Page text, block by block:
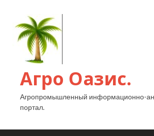
Агро Оазис.
Агропромышленный информационно-
портал.